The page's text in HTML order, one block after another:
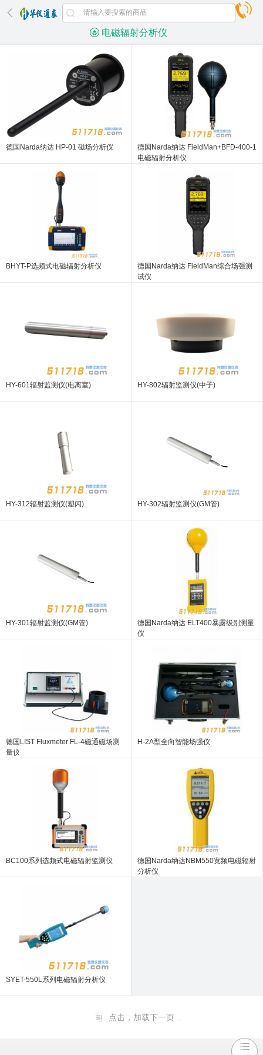
电磁辐射分析仪
德国Narda纳达 HP-01 磁场分析仪
德国Narda纳达 FieldMan+BFD-400-1
电磁辐射分析仪
BHYT-P选频式电磁辐射分析仪
德国Narda纳达 FieldMan综合场强测
试仪
HY-601辐射监测仪(电离室) HY-802辐射监测仪(中子)
HY-312辐射监测仪(塑闪) HY-302辐射监测仪(GM管)
HY-301辐射监测仪(GM管)
德国Narda纳达 ELT400暴露级别测量
仪
德国LIST Fluxmeter FL-4磁通磁场测
量仪
H-2A型全向智能场强仪
BC100系列选频式电磁辐射监测仪
德国Narda纳达NBM550宽频电磁辐射
分析仪
SYET-550L系列电磁辐射分析仪